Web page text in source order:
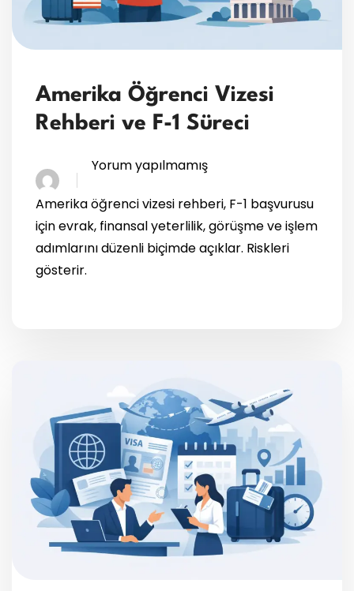
Amerika Öğrenci Vizesi
Rehberi ve F-1 Süreci
Yorum yapılmamış
Amerika öğrenci vizesi rehberi, F-1 başvurusu
için evrak, finansal yeterlilik, görüşme ve işlem
adımlarını düzenli biçimde açıklar. Riskleri
gösterir.